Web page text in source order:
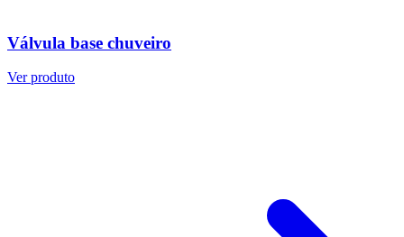
Válvula base chuveiro
Ver produto